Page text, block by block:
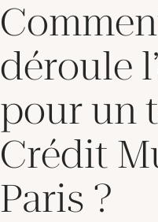
déroule
pour un
Crédit
Paris ?